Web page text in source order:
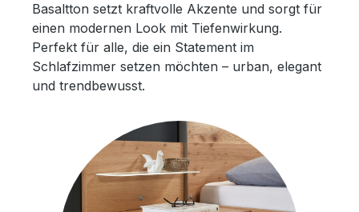
Basaltton setzt kraftvolle Akzente und sorgt für
einen modernen Look mit Tiefenwirkung.
Perfekt für alle, die ein Statement im
Schlafzimmer setzen möchten – urban, elegant
und trendbewusst.